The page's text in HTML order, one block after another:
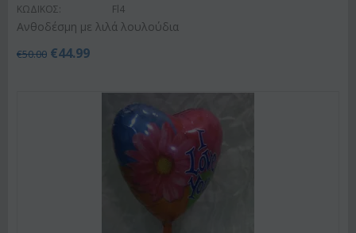
ΚΩΔΙΚΟΣ: Fl4
Ανθοδέσμη με λιλά λουλούδια
€50.00 €44.99